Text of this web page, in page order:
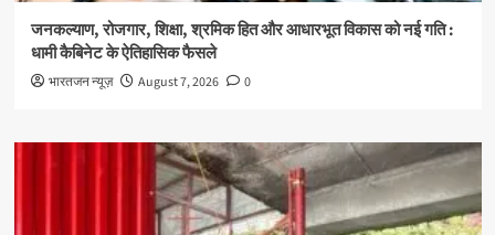
जनकल्याण, रोजगार, शिक्षा, श्रमिक हित और आधारभूत विकास को नई गति :
धामी कैबिनेट के ऐतिहासिक फैसले
भारतजन न्यूज़ August 7, 2026 0